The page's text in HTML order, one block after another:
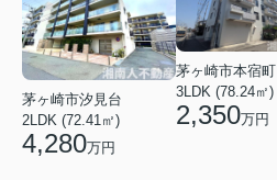
茅ヶ崎市汐見台
2LDK (72.41㎡)
4,280万円
茅ヶ崎市本宿町
3LDK (78.24㎡)
2,350万円